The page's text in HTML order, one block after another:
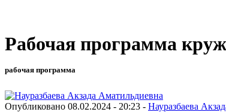
Рабочая программа
рабочая программа
Опубликовано 08.02.2024 - 20:23 - Науразбаева